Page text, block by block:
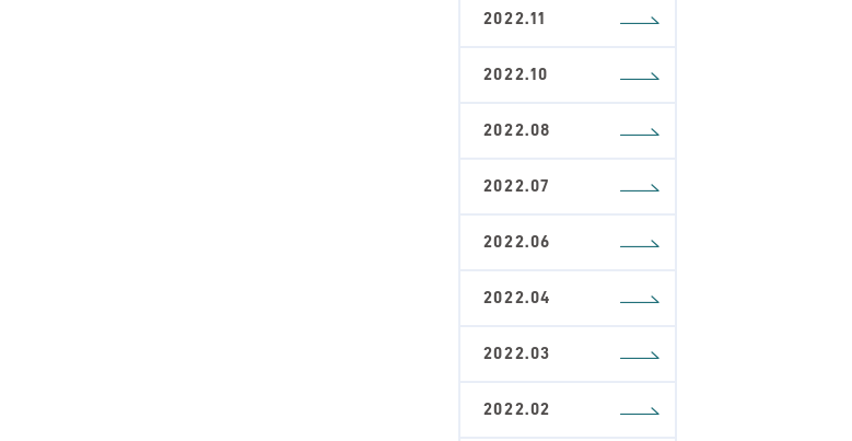
2022.11
2022.10
2022.08
2022.07
2022.06
2022.04
2022.03
2022.02